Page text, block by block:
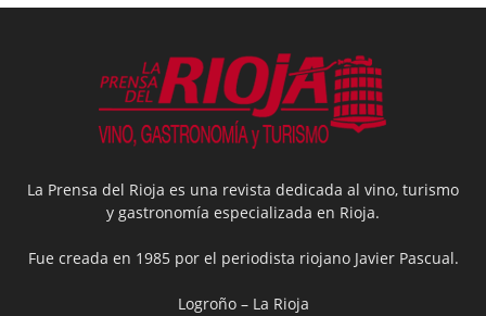
La Prensa del Rioja es una revista dedicada al vino, turismo
y gastronomía especializada en Rioja.
Fue creada en 1985 por el periodista riojano Javier Pascual.
Logroño – La Rioja